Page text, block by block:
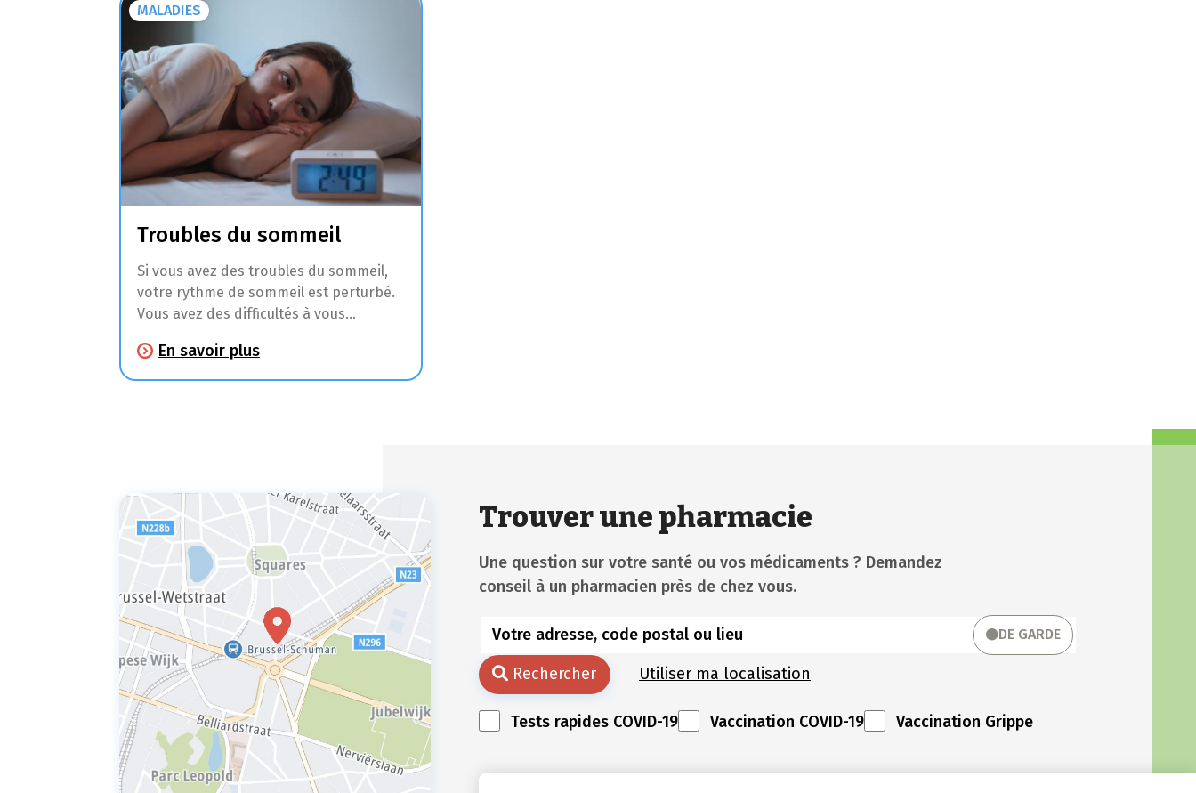
MALADIES
Troubles du sommeil
Si vous avez des troubles du sommeil,
votre rythme de sommeil est perturbé.
Vous avez des difficultés à vous
pendant votre sommeil, vous ne
dormez pas assez longtemps ou assez
En savoir plus
Trouver une pharmacie
Une question sur votre santé ou vos médicaments ? Demandez
conseil à un pharmacien près de chez vous.
DE GARDE
Rechercher Utiliser ma localisation
Tests rapides COVID-19 Vaccination COVID-19 Vaccination Grippe